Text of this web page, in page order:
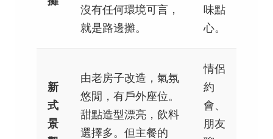
沒有任何環境可言，
就是路邊攤。
味點
心。
新
式
景
由老房子改造，氣氛
悠閒，有戶外座位。
甜點造型漂亮，飲料
選擇多。但主餐的
情侶
約
會、
朋友